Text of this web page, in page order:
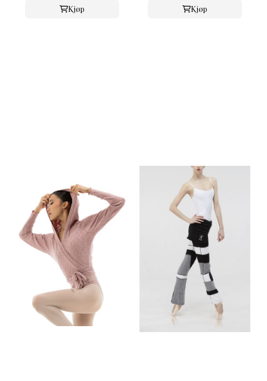
Kjøp Kjøp